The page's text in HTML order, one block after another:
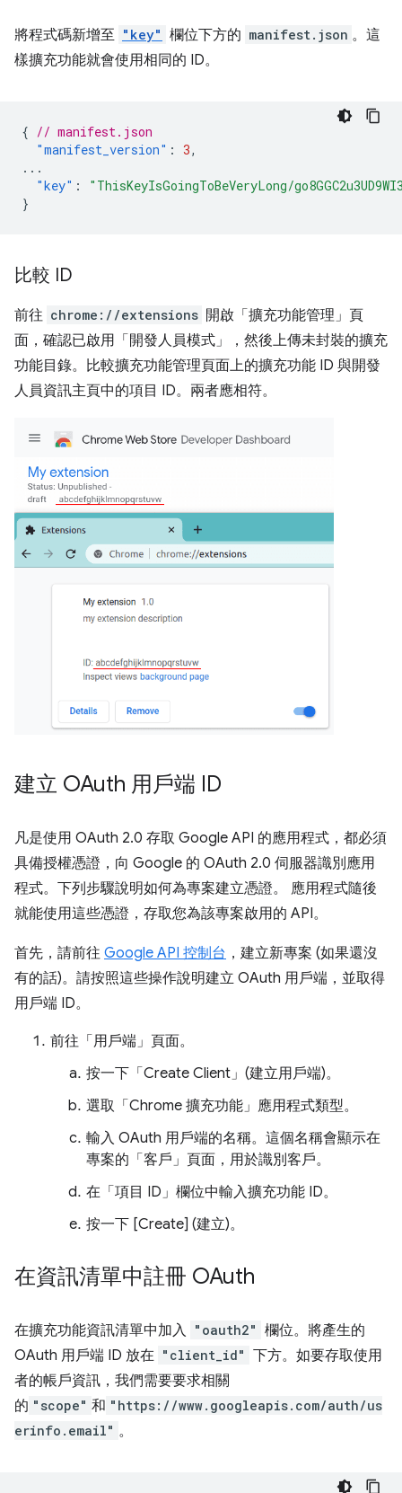
將程式碼新增至 "key" 欄位下方的 manifest.json 。這
樣擴充功能就會使用相同的 ID。
{ // manifest.json
"manifest_version" : 3,
...
"key" :
"ThisKeyIsGoingToBeVeryLong/
}
比較 ID
前往 chrome://extensions 開啟「擴充功能管理」頁
面，確認已啟用「開發人員模式」
，然後上傳未封裝的擴充
功能目錄。比較擴充功能管理頁面上的擴充功能 ID 與開發
人員資訊主頁中的項目 ID。兩者應相符。
建立 OAuth 用戶端 ID
凡是使用 OAuth 2.0 存取 Google API 的應用程式，都必須
具備授權憑證，向 Google 的 OAuth 2.0 伺服器識別應用
程式。下列步驟說明如何為專案建立憑證。 應用程式隨後
就能使用這些憑證，存取您為該專案啟用的 API。
首先，請前往 Google API 控制台 ，建立新專案 (如果還沒
有的話)。請按照這些操作說明建立 OAuth 用戶端，並取得
用戶端 ID。
前往「用戶端」頁面。
按一下「Create Client」(建立用戶端)。
選取「Chrome 擴充功能」 應用程式類型。
輸入 OAuth 用戶端的名稱。這個名稱會顯示在
專案的「客戶」 頁面，用於識別客戶。
在「項目 ID」欄位中輸入擴充功能 ID。
按一下 [Create] (建立)。
在資訊清單中註冊 OAuth
在擴充功能資訊清單中加入 "oauth2" 欄位。將產生的
OAuth 用戶端 ID 放在 "client_id" 下方。如要存取使用
者的帳戶資訊，我們需要要求相關
的 "scope" 和 "https://www.googleapis.com/auth/us
erinfo.email" 。